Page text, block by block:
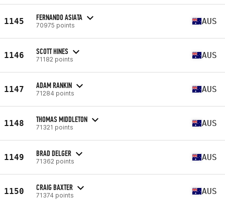
1145 FERNANDO ASIATA
70975 points AUS
1146 SCOTT HINES
71182 points AUS
1147 ADAM RANKIN
71284 points AUS
1148 THOMAS MIDDLETON
71321 points AUS
1149 BRAD DELGER
71362 points AUS
1150 CRAIG BAXTER
71374 points AUS